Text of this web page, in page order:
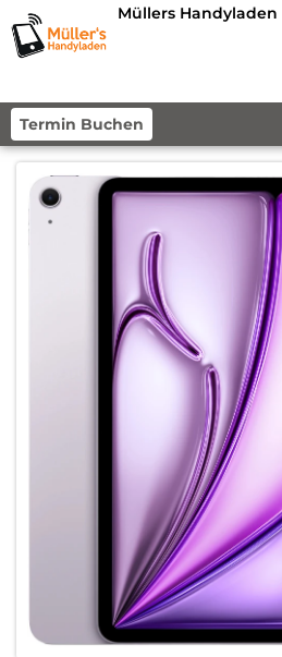
Müllers Handyladen
Termin Buchen